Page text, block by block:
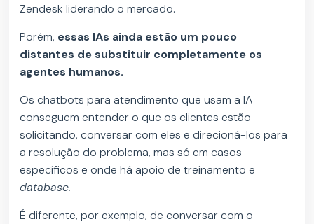
Zendesk liderando o mercado.
Porém, essas IAs ainda estão um pouco
distantes de substituir completamente os
agentes humanos.
Os chatbots para atendimento que usam a IA
conseguem entender o que os clientes estão
solicitando, conversar com eles e direcioná-los para
a resolução do problema, mas só em casos
específicos e onde há apoio de treinamento e
database.
É diferente, por exemplo, de conversar com o